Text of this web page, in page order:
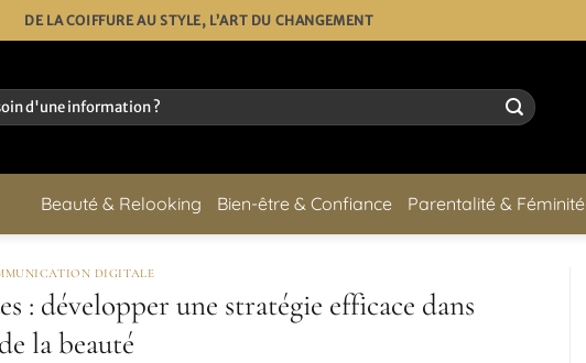
DE LA COIFFURE AU STYLE, L’ART DU CHANGEMENT
Beauté & Relooking Bien-être & Confiance Parentalité & Féminité
DIGITALE
: développer une stratégie efficace dans
la beauté